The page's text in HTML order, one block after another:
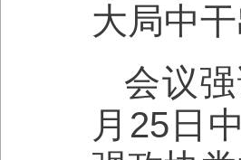
大局中
会议
月25日